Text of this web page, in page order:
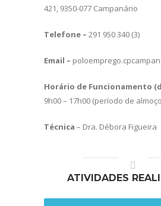
421, 9350-077 Campanário
Telefone – 291 950 340 (3)
Email –
Horário de Funcionamento
9h00 – 17h00 (período de
Técnica – Dra. Débora Figueira
ATIVIDADES